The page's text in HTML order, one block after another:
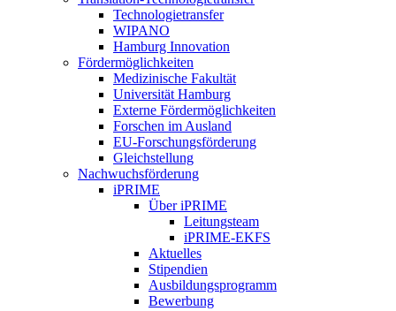
Technologietransfer
WIPANO
Hamburg Innovation
Fördermöglichkeiten
Medizinische Fakultät
Universität Hamburg
Externe Fördermöglichkeiten
Forschen im Ausland
EU-Forschungsförderung
Gleichstellung
Nachwuchsförderung
iPRIME
Über iPRIME
Leitungsteam
iPRIME-EKFS
Aktuelles
Stipendien
Ausbildungsprogramm
Bewerbung